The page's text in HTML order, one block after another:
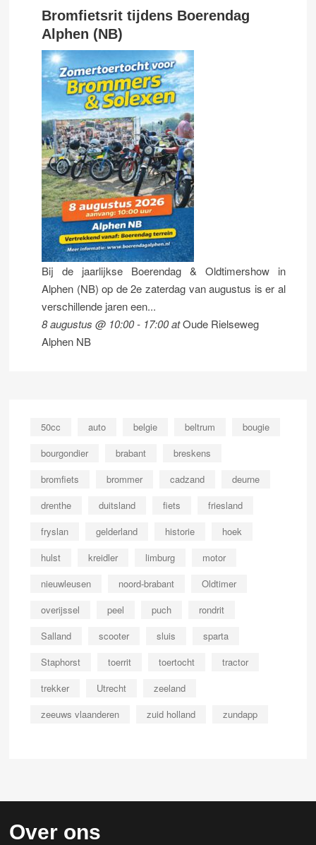
Bromfietsrit tijdens Boerendag
Alphen (NB)
Bij de jaarlijkse Boerendag & Oldtimershow in
Alphen (NB) op de 2e zaterdag van augustus is er al
verschillende jaren een...
8 augustus @ 10:00- 17:00atOude Rielseweg
Alphen NB
50cc auto belgie beltrum
bougie
bourgondier
brabant
breskens
bromfiets
brommer cadzand
deurne
drenthe
duitsland fiets
friesland
fryslan
gelderland historie
hoek
hulst
kreidler limburg
motor
nieuwleusen
noord-brabant
Oldtimer
overijssel
peel puch
rondrit
Salland
scooter sluis
sparta
Staphorst
toerrit toertocht
tractor
trekker
Utrecht
zeeland
zeeuws vlaanderen
zuid holland zundapp
Over ons